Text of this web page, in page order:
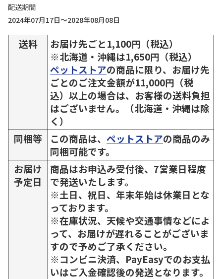
配送期間
2024年07月17日～2028年08月08日
送料
お届け先ごと1,100円（税込）
※北海道・沖縄は1,650円（税込）
ペットストアの商品に限り、お届け先
ごとのご注文金額が11,000円（税
込）以上の場合は、お客様の送料負担
はございません。（北海道・沖縄は除
く）
同梱等
この商品は、 ペットストアの商品のみ
同梱可能です。
お届け
予定日
商品はお申込み受付後、7営業日程度
で発送いたします。
※土日、祝日、年末年始は休業日とな
っております。
※在庫状況、天候や交通事情などによ
って、お届けが遅れることがございま
すので予めご了承ください。
※コンビニ決済、PayEasyでのお支払
いはご入金確認後の発送となります。